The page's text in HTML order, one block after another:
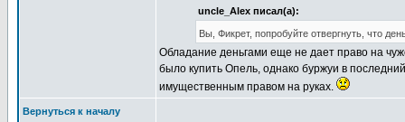
uncle_Alex писал(а):
Вы, Фикрет, попробуйте отвергнуть, что
Обладание деньгами еще не дает право на
было купить Опель, однако буржуи в
имущественным правом на руках.
Вернуться к началу